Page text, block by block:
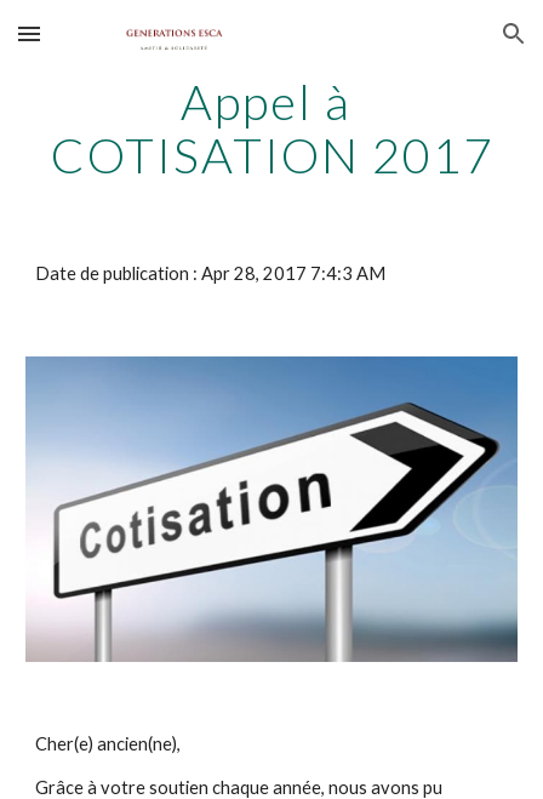
Skip to main content Skip to navigation
Appel à
COTISATION 2017
Date de publication : Apr 28, 2017 7:4:3 AM
Cher(e) ancien(ne),
Grâce à votre soutien chaque année, nous avons pu